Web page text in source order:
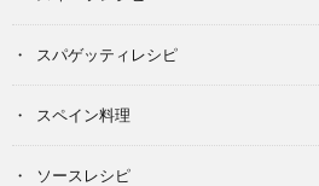
スパゲッティレシピ
スペイン料理
ソースレシピ